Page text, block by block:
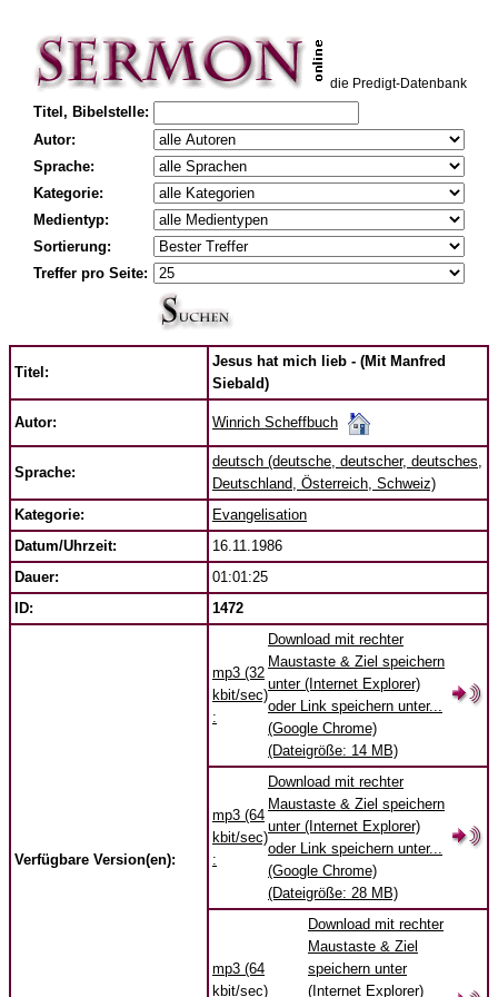
die Predigt-Datenbank
Titel, Bibelstelle:
Autor:
Sprache:
Kategorie:
Medientyp:
Sortierung:
Treffer pro Seite:
Titel:
Jesus hat mich lieb - (Mit Manfred
Siebald)
Autor: Winrich Scheffbuch
Sprache:
deutsch (deutsche, deutscher, deutsches,
Deutschland, Österreich, Schweiz)
Kategorie:
Evangelisation
Datum/Uhrzeit:
16.11.1986
Dauer:
01:01:25
ID:
1472
Verfügbare Version(en):
mp3 (32
kbit/sec)
:
Download mit rechter
Maustaste & Ziel speichern
unter (Internet Explorer)
oder Link speichern unter...
(Google Chrome)
(Dateigröße: 14 MB)
mp3 (64
kbit/sec)
:
Download mit rechter
Maustaste & Ziel speichern
unter (Internet Explorer)
oder Link speichern unter...
(Google Chrome)
(Dateigröße: 28 MB)
mp3 (64
kbit/sec)
Download mit rechter
Maustaste & Ziel
speichern unter
(Internet Explorer)